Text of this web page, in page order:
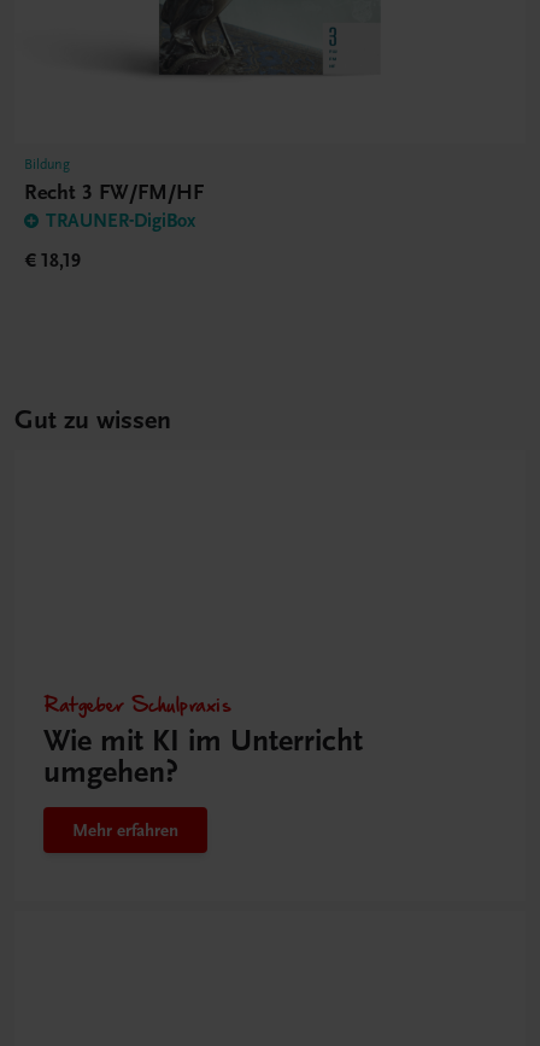
Bildung
Recht 3 FW/FM/HF
TRAUNER-DigiBox
€ 18,19
Gut zu wissen
Ratgeber Schulpraxis
Wie mit KI im Unterricht
umgehen?
Mehr erfahren